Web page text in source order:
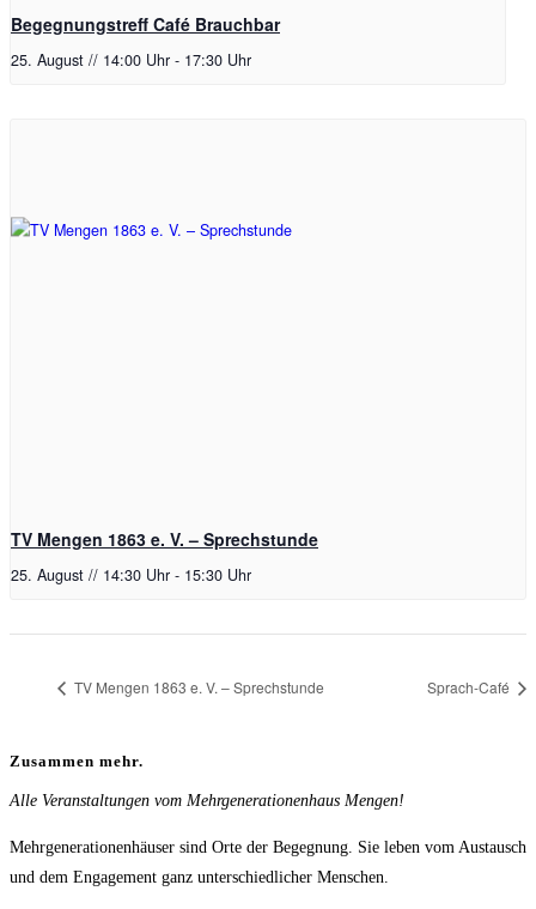
Begegnungstreff Café Brauchbar
25. August // 14:00 Uhr - 17:30 Uhr
TV Mengen 1863 e. V. – Sprechstunde
25. August // 14:30 Uhr - 15:30 Uhr
TV Mengen 1863 e. V. – Sprechstunde Sprach-Café
Zusammen mehr.
Alle Veranstaltungen vom Mehrgenerationenhaus Mengen!
Mehrgenerationenhäuser sind Orte der Begegnung. Sie leben vom Austausch
und dem Engagement ganz unterschiedlicher Menschen.